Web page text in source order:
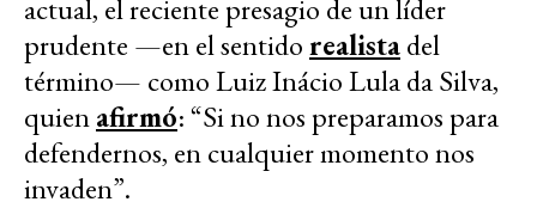
actual, el reciente presagio de un líder
prudente —en el sentidorealistadel
término— como Luiz Inácio Lula da Silva,
quienafirmó: “Si no nos preparamos para
defendernos, en cualquier momento nos
invaden”.